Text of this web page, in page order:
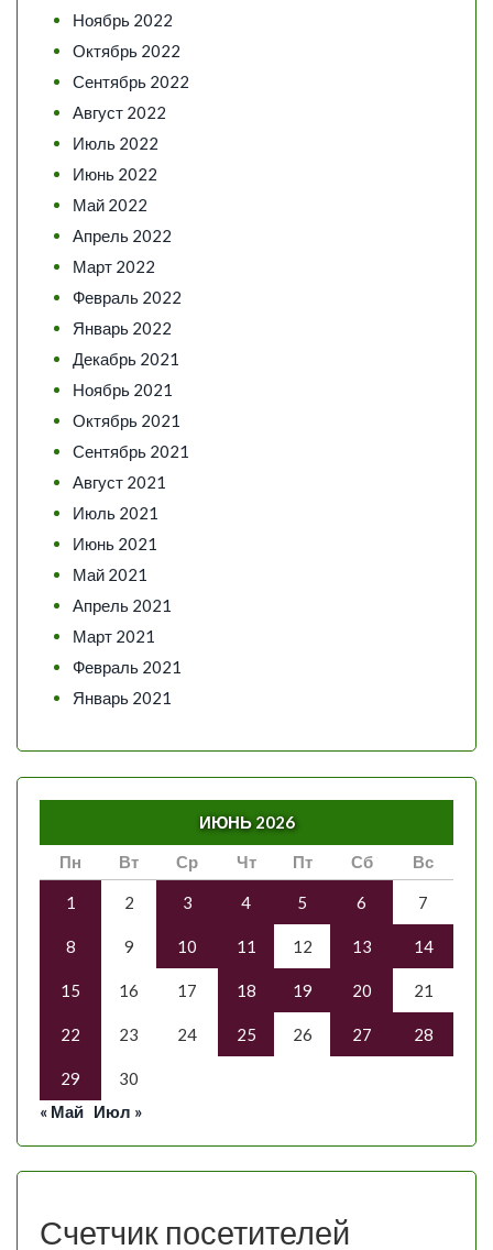
Ноябрь 2022
Октябрь 2022
Сентябрь 2022
Август 2022
Июль 2022
Июнь 2022
Май 2022
Апрель 2022
Март 2022
Февраль 2022
Январь 2022
Декабрь 2021
Ноябрь 2021
Октябрь 2021
Сентябрь 2021
Август 2021
Июль 2021
Июнь 2021
Май 2021
Апрель 2021
Март 2021
Февраль 2021
Январь 2021
ИЮНЬ 2026
Пн
Вт Ср Чт Пт Сб Вс
1 2 3 4 5 6 7
8 9 10 11 12 13 14
15 16 17 18 19 20 21
22 23 24 25 26 27 28
29
30
« Май Июл »
Счетчик посетителей